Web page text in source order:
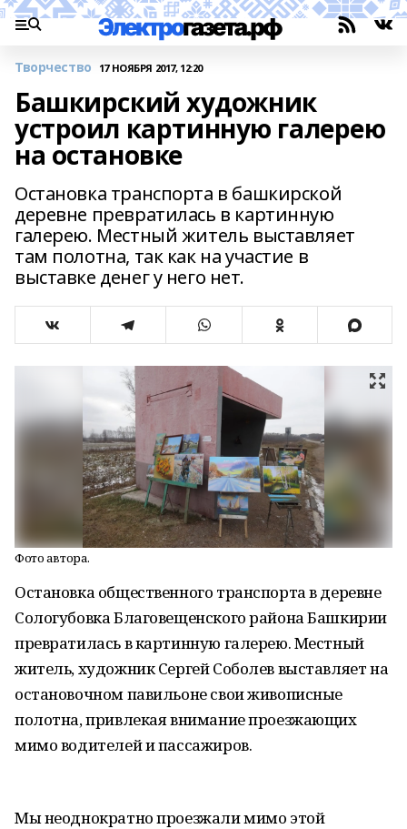
Творчество 17 НОЯБРЯ 2017, 12:20
Башкирский художник
устроил картинную галерею
на остановке
Остановка транспорта в башкирской
деревне превратилась в картинную
галерею. Местный житель выставляет
там полотна, так как на участие в
выставке денег у него нет.
Фото автора.
Остановка общественного транспорта в деревне
Сологубовка Благовещенского района Башкирии
превратилась в картинную галерею. Местный
житель, художник Сергей Соболев выставляет на
остановочном павильоне свои живописные
полотна, привлекая внимание проезжающих
мимо водителей и пассажиров.
Мы неоднократно проезжали мимо этой